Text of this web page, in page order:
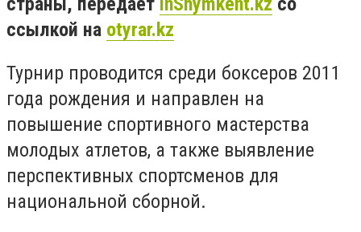
ссылкой на otyrar.kz
Турнир проводится среди боксеров 2011
года рождения и направлен на
повышение спортивного мастерства
молодых атлетов, а также выявление
перспективных спортсменов для
национальной сборной.